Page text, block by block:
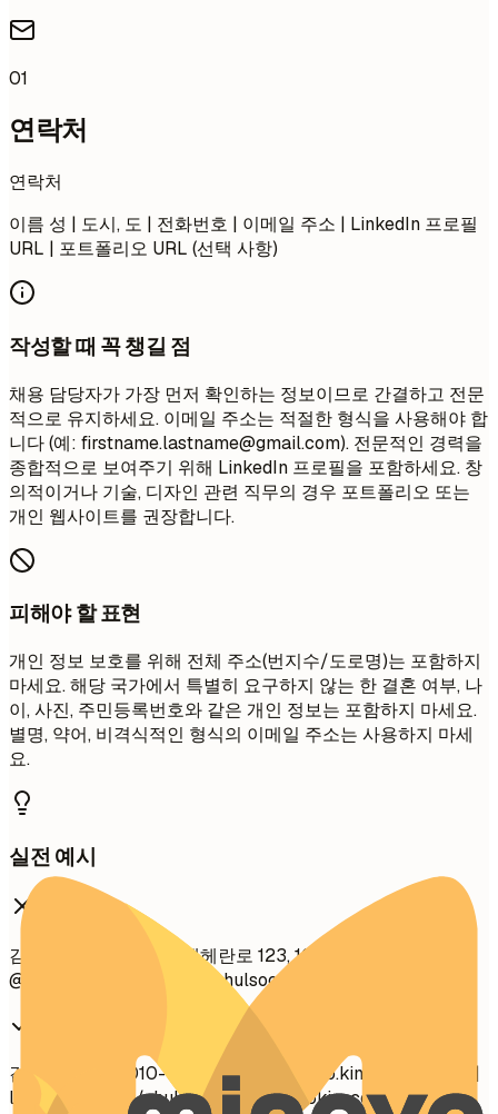
01
연락처
연락처
이름 성 | 도시, 도 | 전화번호 | 이메일 주소 | LinkedIn 프로필
URL | 포트폴리오 URL (선택 사항)
작성할 때 꼭 챙길 점
채용 담당자가 가장 먼저 확인하는 정보이므로 간결하고 전문
적으로 유지하세요. 이메일 주소는 적절한 형식을 사용해야 합
니다 (예: firstname.lastname@gmail.com). 전문적인 경력을
종합적으로 보여주기 위해 LinkedIn 프로필을 포함하세요. 창
의적이거나 기술, 디자인 관련 직무의 경우 포트폴리오 또는
개인 웹사이트를 권장합니다.
피해야 할 표현
개인 정보 보호를 위해 전체 주소(번지수/도로명)는 포함하지
마세요. 해당 국가에서 특별히 요구하지 않는 한 결혼 여부, 나
이, 사진, 주민등록번호와 같은 개인 정보는 포함하지 마세요.
별명, 약어, 비격식적인 형식의 이메일 주소는 사용하지 마세
요.
실전 예시
좋지 않은 예
김철수 서울시 강남구 테헤란로 123, 101호 멋쟁이김철수
@naver.com github.com/chulsookim 미혼, 28세
김철수 | 서울 | 010-1234-5678 |
chulsoo.kim@email.com
|
linkedin.com/in/chulsookim | chulsookim.com